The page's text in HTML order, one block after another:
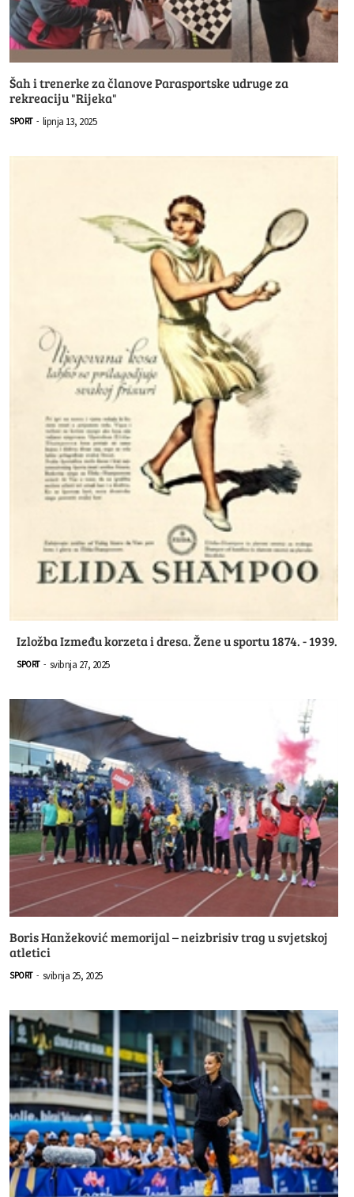
Šah i trenerke za članove Parasportske udruge za
rekreaciju "Rijeka"
SPORT - lipnja 13, 2025
Izložba Između korzeta i dresa. Žene u sportu 1874. - 1939.
SPORT - svibnja 27, 2025
Boris Hanžeković memorijal – neizbrisiv trag u svjetskoj
atletici
SPORT - svibnja 25, 2025